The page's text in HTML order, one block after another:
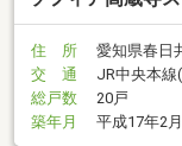
住 所
愛知県春日
交 通
JR中央本線
総戸数
20戸
築年月
平成17年2月